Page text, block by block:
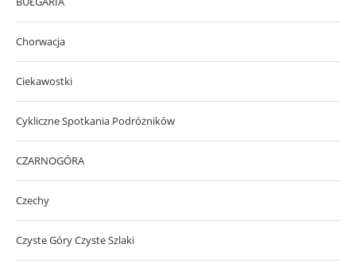
Chorwacja
Ciekawostki
Cykliczne Spotkania Podróżników
CZARNOGÓRA
Czechy
Czyste Góry Czyste Szlaki